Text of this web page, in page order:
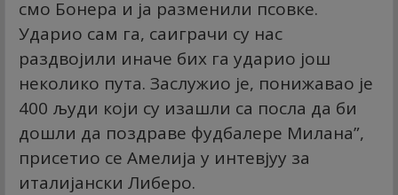
смо Бонера и ја разменили псовке.
Ударио сам га, саиграчи су нас
раздвојили иначе бих га ударио још
неколико пута. Заслужио је, понижавао је
400 људи који су изашли са посла да би
дошли да поздраве фудбалере Милана”,
присетио се Амелија у интевјуу за
италијански Либеро.